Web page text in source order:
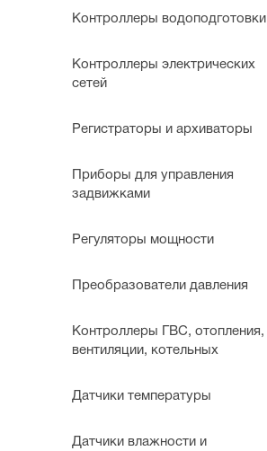
Контроллеры водоподготовки
Контроллеры электрических
сетей
Регистраторы и архиваторы
Приборы для управления
задвижками
Регуляторы мощности
Преобразователи давления
Контроллеры ГВС, отопления,
вентиляции, котельных
Датчики температуры
Датчики влажности и